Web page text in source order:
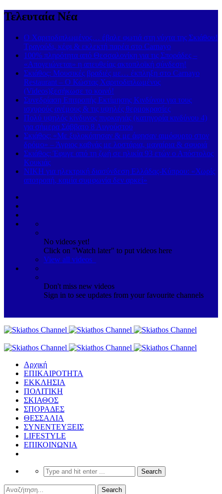
Τελευταία Νέα
Ο Χαριτοδιπλωμένος… έβαλε φωτιά στη νύχτα της Σκιάθου!
Τραγούδι, κέφι & εκλεκτή παρέα στο Carnayo
100% πληρότητα από Θεσσαλονίκη για τις Σποράδες –
«Απογειώνεται» η απευθείας ακτοπλοϊκή σύνδεση!
Σκιάθος: Μουσικές βραδιές με… έκπληξη στο Carnayo
Restaurant – Ο Κώστας Χαριτοδιπλωμένος
(Videos)ξεσήκωσε το κοινό!
Συνεδρίαση Επιτροπής Εκτίμησης Κινδύνου για τους
ισχυρούς ανέμους & τις υψηλές θερμοκρασίες
Πολύ υψηλός κίνδυνος πυρκαγιάς (κατηγορία κινδύνου 4)
για σήμερα Σάββατο 8 Αυγούστου
Σκιάθος: «Με ξυλοκόπησαν & με άφησαν αιμόφυρτο στον
δρόμο» – Άγριος καβγάς με λοστάρια, μαχαίρια & σφυριά
Σκιάθος: Έφυγε από τη ζωή σε ηλικία 93 ετών ο Απόστολος
Κουκιάς
ΝΙΚΗ για ηλεκτρική διασύνδεση Ελλάδας-Κύπρου: «Χωρίς
αποτροπή, καμία συμφωνία δεν αρκεί»
No videos yet!
Click on "Watch later" to put videos here
View all videos
Don't miss new videos
Sign in to see updates from your favourite channels
Αρχική
ΕΠΙΚΑΙΡΟΤΗΤΑ
ΕΚΚΛΗΣΙΑ
ΠΟΛΙΤΙΚΗ
ΣΚΙΑΘΟΣ
ΣΠΟΡΑΔΕΣ
ΘΕΣΣΑΛΙΑ
ΣΥΝΕΝΤΕΥΞΕΙΣ
LIFESTYLE
ΕΠΙΚΟΙΝΩΝΙΑ